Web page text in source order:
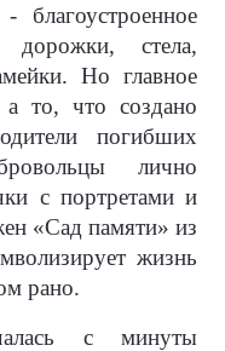
благоустроенное
дорожки, стела,
Но главное
а то, что создано
погибших
лично
с портретами и
«Сад памяти» из
жизнь
рано.
с минуты